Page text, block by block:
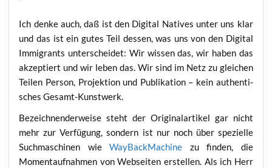
Ich den­ke auch, daß ist den Digi­tal Nati­ves unter uns klar
und das ist ein gutes Teil des­sen, was uns von den Digi­tal
Immi­grants unter­schei­det: Wir wis­sen das, wir haben das
akzep­tiert und wir leben das. Wir sind im Netz zu glei­chen
Tei­len Per­son, Pro­jek­ti­on und Publi­ka­ti­on – kein authen­ti­
sches Gesamt-Kunstwerk.
Bezeich­nen­der­wei­se steht der Ori­gi­nal­ar­ti­kel gar nicht
mehr zur Ver­fü­gung, son­dern ist nur noch über spe­zi­el­le
Such­ma­schi­nen wieWay­Back­Ma­chi­ne zu fin­den, die
Moment­auf­nah­men von Web­sei­ten erstel­len. Als ich Herr